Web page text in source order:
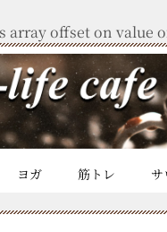
array offset on value
ヨガ 筋トレ サ